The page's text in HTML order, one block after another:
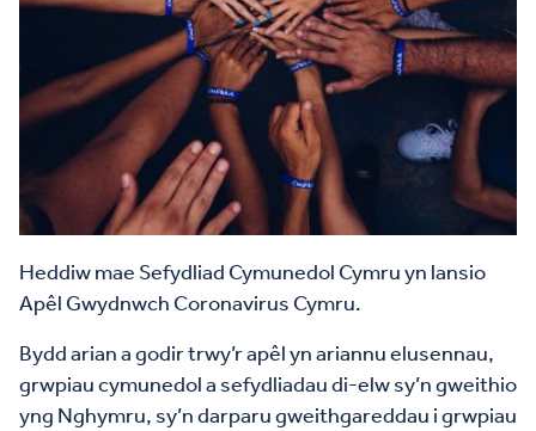
Heddiw mae Sefydliad Cymunedol Cymru yn lansio
Apêl Gwydnwch Coronavirus Cymru.
Bydd arian a godir trwy’r apêl yn ariannu elusennau,
grwpiau cymunedol a sefydliadau di-elw sy’n gweithio
yng Nghymru, sy’n darparu gweithgareddau i grwpiau